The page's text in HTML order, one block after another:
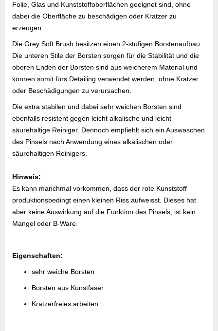
Folie, Glas und Kunststoffoberflächen geeignet sind, ohne
dabei die Oberfläche zu beschädigen oder Kratzer zu
erzeugen.
Die Grey Soft Brush besitzen einen 2-stufigen Borstenaufbau.
Die unteren Stile der Borsten sorgen für die Stabilität und die
oberen Enden der Borsten sind aus weicherem Material und
können somit fürs Detailing verwendet werden, ohne Kratzer
oder Beschädigungen zu verursachen.
Die extra stabilen und dabei sehr weichen Borsten sind
ebenfalls resistent gegen leicht alkalische und leicht
säurehaltige Reiniger. Dennoch empfiehlt sich ein Auswaschen
des Pinsels nach Anwendung eines alkalischen oder
säurehaltigen Reinigers.
Hinweis:
Es kann manchmal vorkommen, dass der rote Kunststoff
produktionsbedingt einen kleinen Riss aufweisst. Dieses hat
aber keine Auswirkung auf die Funktion des Pinsels, ist kein
Mangel oder B-Ware.
Eigenschaften:
sehr weiche Borsten
Borsten aus Kunstfaser
Kratzerfreies arbeiten